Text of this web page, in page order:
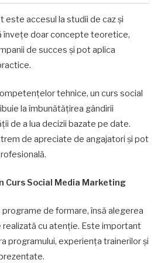
este accesul la studii de caz și
învețe doar concepte teoretice,
de succes și pot aplica
tehnice, un curs social
la îmbunătățirea gândirii
de a lua decizii bazate pe date.
de apreciate de angajatori și pot
Curs Social Media Marketing
de formare, însă alegerea
cu atenție. Este important
programului, experiența trainerilor și